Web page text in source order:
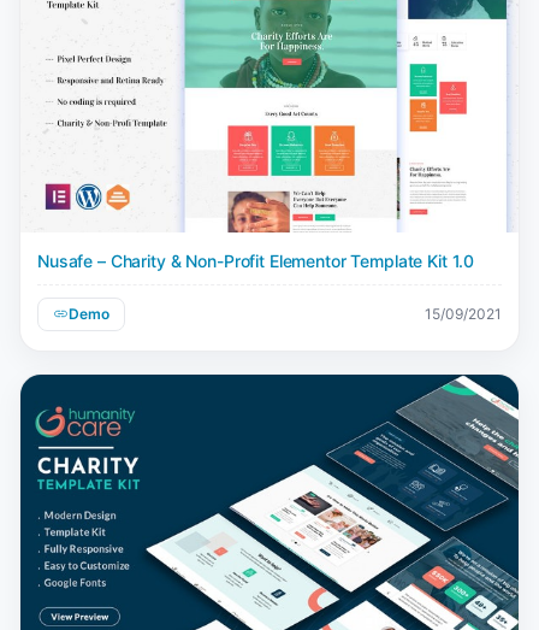
Nusafe – Charity & Non-Profit Elementor Template Kit 1.0
Demo 15/09/2021